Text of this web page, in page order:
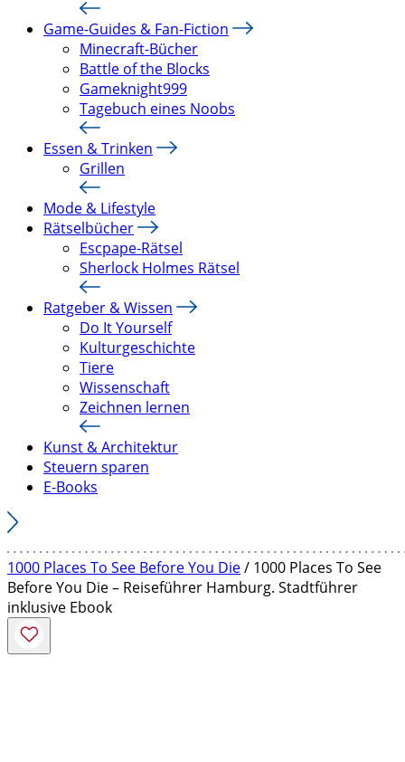
Game-Guides & Fan-Fiction
Minecraft-Bücher
Battle of the Blocks
Gameknight999
Tagebuch eines Noobs
Essen & Trinken
Grillen
Mode & Lifestyle
Rätselbücher
Escpape-Rätsel
Sherlock Holmes Rätsel
Ratgeber & Wissen
Do It Yourself
Kulturgeschichte
Tiere
Wissenschaft
Zeichnen lernen
Kunst & Architektur
Steuern sparen
E-Books
1000 Places To See Before You Die/ 1000 Places To See
Before You Die – Reiseführer Hamburg. Stadtführer
inklusive Ebook